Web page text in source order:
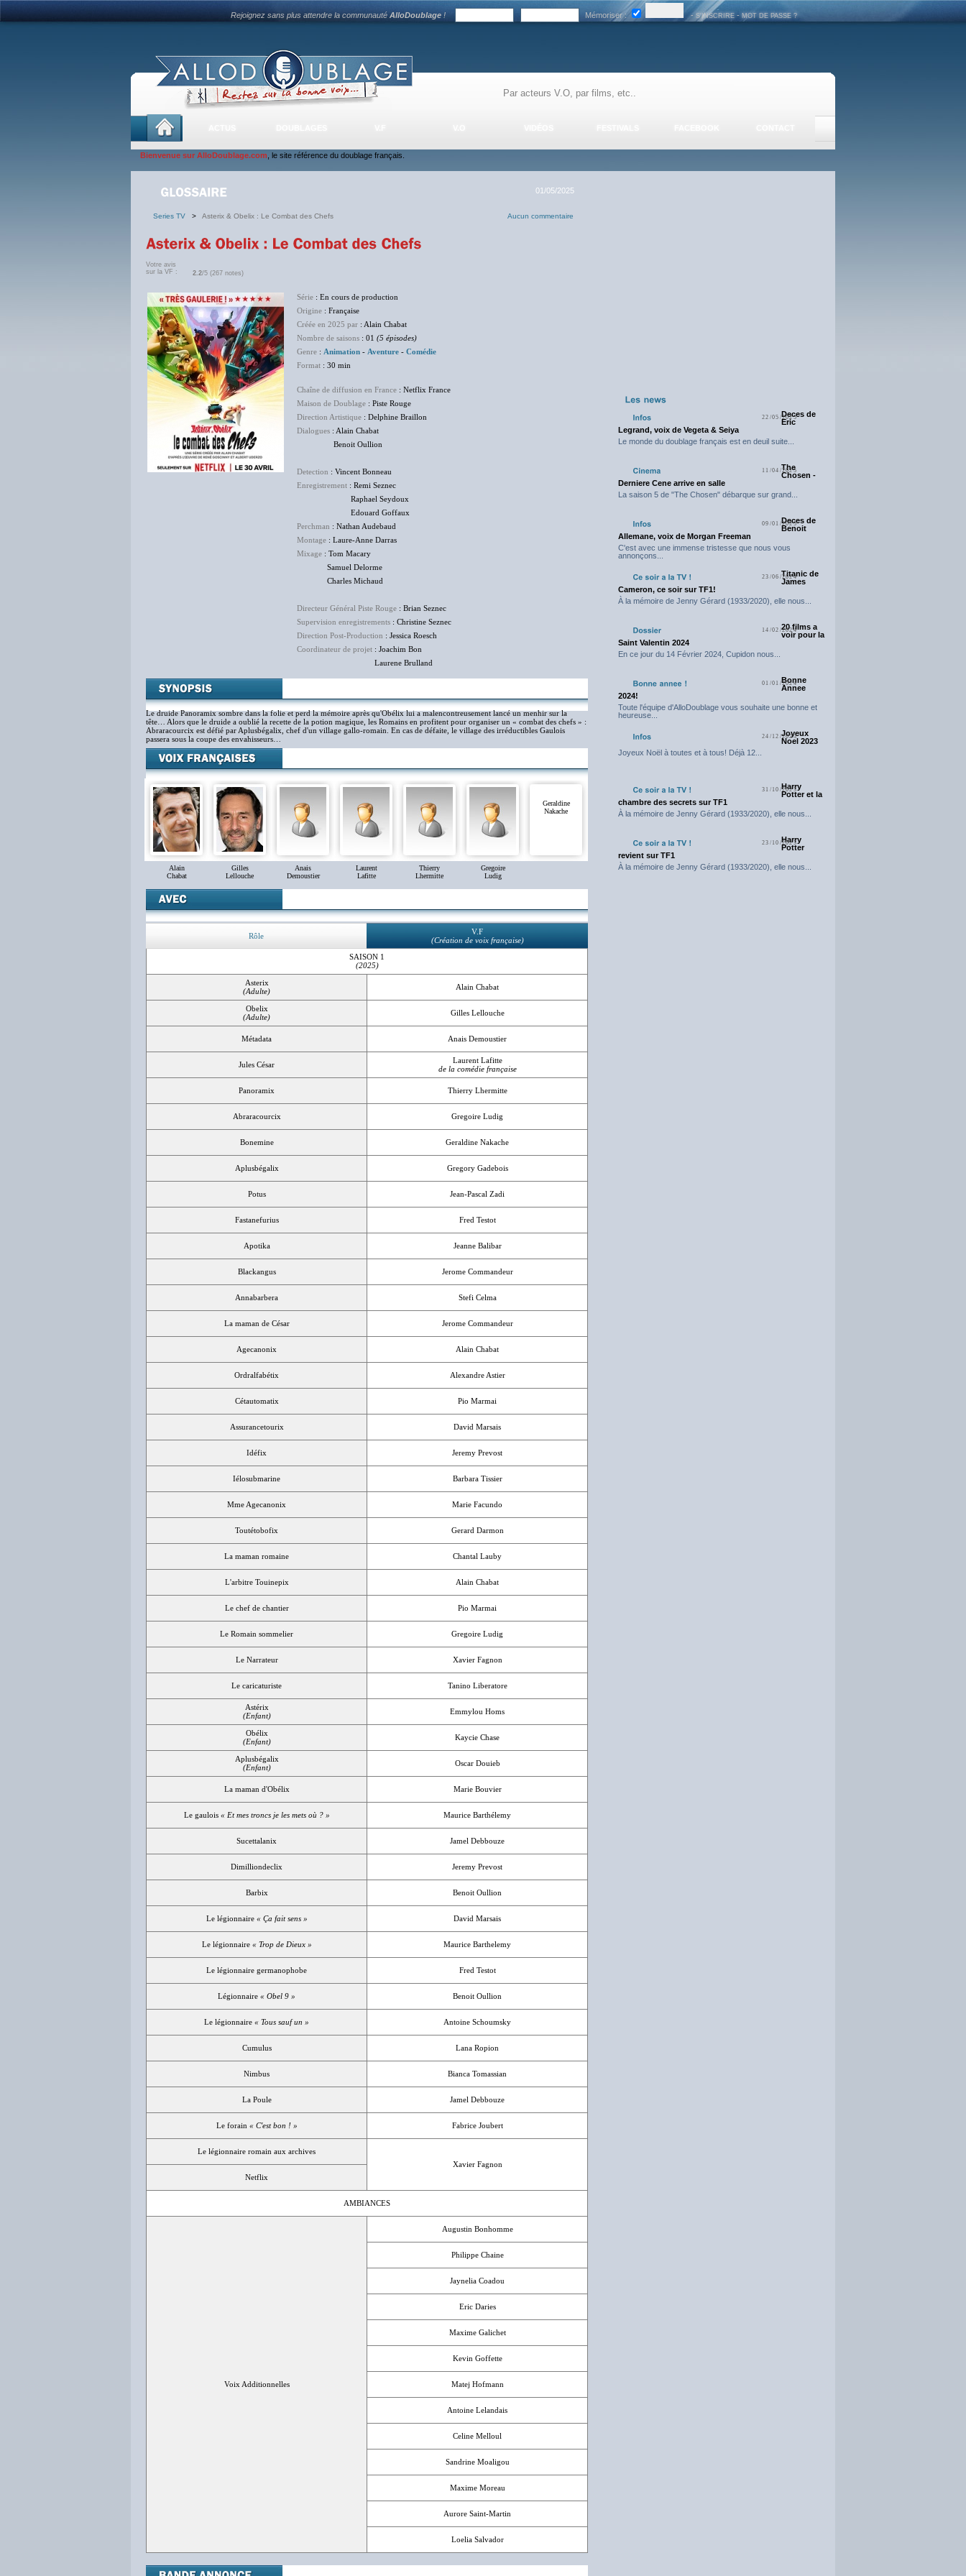
Rejoignez sans plus attendre la communautéAlloDoublage ! Mémoriser : -S'INSCRIRE -MOT DE PASSE ?
Bienvenue sur AlloDoublage.com , le site référence du doublage français.
01/05/2025
Series TV > Asterix & Obelix : Le Combat des Chefs Aucun commentaire
Votre avis
sur la VF :
2.2/5 (267 notes)
Série : En cours de production
Origine : Française
Créée en 2025 par : Alain Chabat
Nombre de saisons : 01 (5 épisodes)
Genre : Animation - Aventure - Comédie
Format : 30 min
Chaîne de diffusion en France : Netflix France
Maison de Doublage : Piste Rouge
Direction Artistique : Delphine Braillon
Dialogues : Alain Chabat
Benoit Oullion
Detection : Vincent Bonneau
Enregistrement : Remi Seznec
Raphael Seydoux
Edouard Goffaux
Perchman : Nathan Audebaud
Montage : Laure-Anne Darras
Mixage : Tom Macary
Samuel Delorme
Charles Michaud
Directeur Général Piste Rouge : Brian Seznec
Supervision enregistrements : Christine Seznec
Direction Post-Production : Jessica Roesch
Coordinateur de projet : Joachim Bon
Laurene Brulland
Le druide Panoramix sombre dans la folie et perd la mémoire après qu'Obélix lui a malencontreusement lancé un menhir sur la
tête… Alors que le druide a oublié la recette de la potion magique, les Romains en profitent pour organiser un « combat des chefs » :
Abraracourcix est défié par Aplusbégalix, chef d'un village gallo-romain. En cas de défaite, le village des irréductibles Gaulois
passera sous la coupe des envahisseurs…
Alain
Chabat
Gilles
Lellouche
Anais
Demoustier
Laurent
Lafitte
Thierry
Lhermitte
Gregoire
Ludig
Geraldine
Nakache
Rôle
V.F
(Création de voix française)
SAISON 1
(2025)
Asterix
(Adulte)
Alain Chabat
Obelix
(Adulte)
Gilles Lellouche
Métadata Anais Demoustier
Jules César
Laurent Lafitte
de la comédie française
Panoramix Thierry Lhermitte
Abraracourcix Gregoire Ludig
Bonemine Geraldine Nakache
Aplusbégalix Gregory Gadebois
Potus Jean-Pascal Zadi
Fastanefurius Fred Testot
Apotika Jeanne Balibar
Blackangus Jerome Commandeur
Annabarbera Stefi Celma
La maman de César Jerome Commandeur
Agecanonix Alain Chabat
Ordralfabétix Alexandre Astier
Cétautomatix Pio Marmai
Assurancetourix David Marsais
Idéfix Jeremy Prevost
Iélosubmarine Barbara Tissier
Mme Agecanonix Marie Facundo
Toutétobofix Gerard Darmon
La maman romaine Chantal Lauby
L'arbitre Touinepix Alain Chabat
Le chef de chantier Pio Marmai
Le Romain sommelier Gregoire Ludig
Le Narrateur Xavier Fagnon
Le caricaturiste Tanino Liberatore
Astérix
(Enfant)
Emmylou Homs
Obélix
(Enfant)
Kaycie Chase
Aplusbégalix
(Enfant)
Oscar Douieb
La maman d'Obélix Marie Bouvier
Le gaulois « Et mes troncs je les mets où ? » Maurice Barthélemy
Sucettalanix Jamel Debbouze
Dimilliondeclix Jeremy Prevost
Barbix Benoit Oullion
Le légionnaire « Ça fait sens » David Marsais
Le légionnaire « Trop de Dieux » Maurice Barthelemy
Le légionnaire germanophobe Fred Testot
Légionnaire « Obel 9 » Benoit Oullion
Le légionnaire « Tous sauf un » Antoine Schoumsky
Cumulus Lana Ropion
Nimbus Bianca Tomassian
La Poule Jamel Debbouze
Le forain « C'est bon ! » Fabrice Joubert
Le légionnaire romain aux archives
Xavier Fagnon
Netflix
AMBIANCES
Voix Additionnelles
Augustin Bonhomme
Philippe Chaine
Jaynelia Coadou
Eric Daries
Maxime Galichet
Kevin Goffette
Matej Hofmann
Antoine Lelandais
Celine Melloul
Sandrine Moaligou
Maxime Moreau
Aurore Saint-Martin
Loelia Salvador
22/05/2025Deces de
Eric
Legrand, voix de Vegeta & Seiya
Le monde du doublage français est en deuil suite...
11/04/2025
The
Chosen -
Derniere Cene arrive en salle
La saison 5 de "The Chosen" débarque sur grand...
09/01/2025Deces de
Benoit
Allemane, voix de Morgan Freeman
C'est avec une immense tristesse que nous vous
annonçons...
23/06/2024Titanic de
James
Cameron, ce soir sur TF1!
À la mémoire de Jenny Gérard (1933/2020), elle nous...
14/02/202420 films a
voir pour la
Saint Valentin 2024
En ce jour du 14 Février 2024, Cupidon nous...
01/01/2024
Bonne
Annee
2024!
Toute l'équipe d'AlloDoublage vous souhaite une bonne et
heureuse...
24/12/2023
Joyeux
Noel 2023
Joyeux Noël à toutes et à tous! Déjà 12...
31/10/2023
Harry
Potter et la
chambre des secrets sur TF1
À la mémoire de Jenny Gérard (1933/2020), elle nous...
23/10/2023
Harry
Potter
revient sur TF1
À la mémoire de Jenny Gérard (1933/2020), elle nous...